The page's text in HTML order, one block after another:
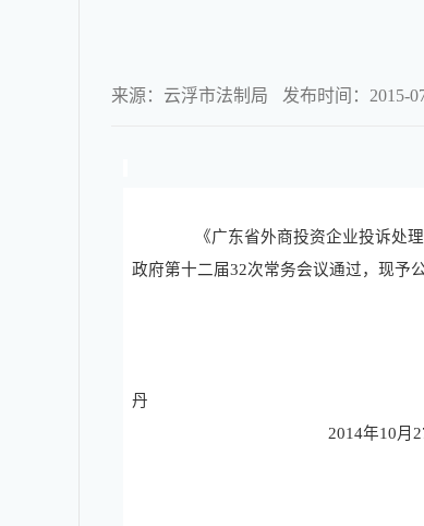
来源：云浮市法制局 发布时间：2015-
《广东省外商投资企业投诉处理
政府第十二届32次常务会议通过，现予
省 长
丹
2014年10月